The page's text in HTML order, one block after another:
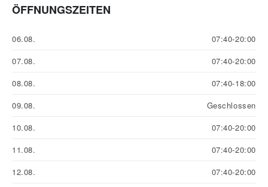
ÖFFNUNGSZEITEN
06.08.
07:40-20:00
07.08.
07:40-20:00
08.08.
07:40-18:00
09.08.
Geschlossen
10.08.
07:40-20:00
11.08.
07:40-20:00
12.08.
07:40-20:00